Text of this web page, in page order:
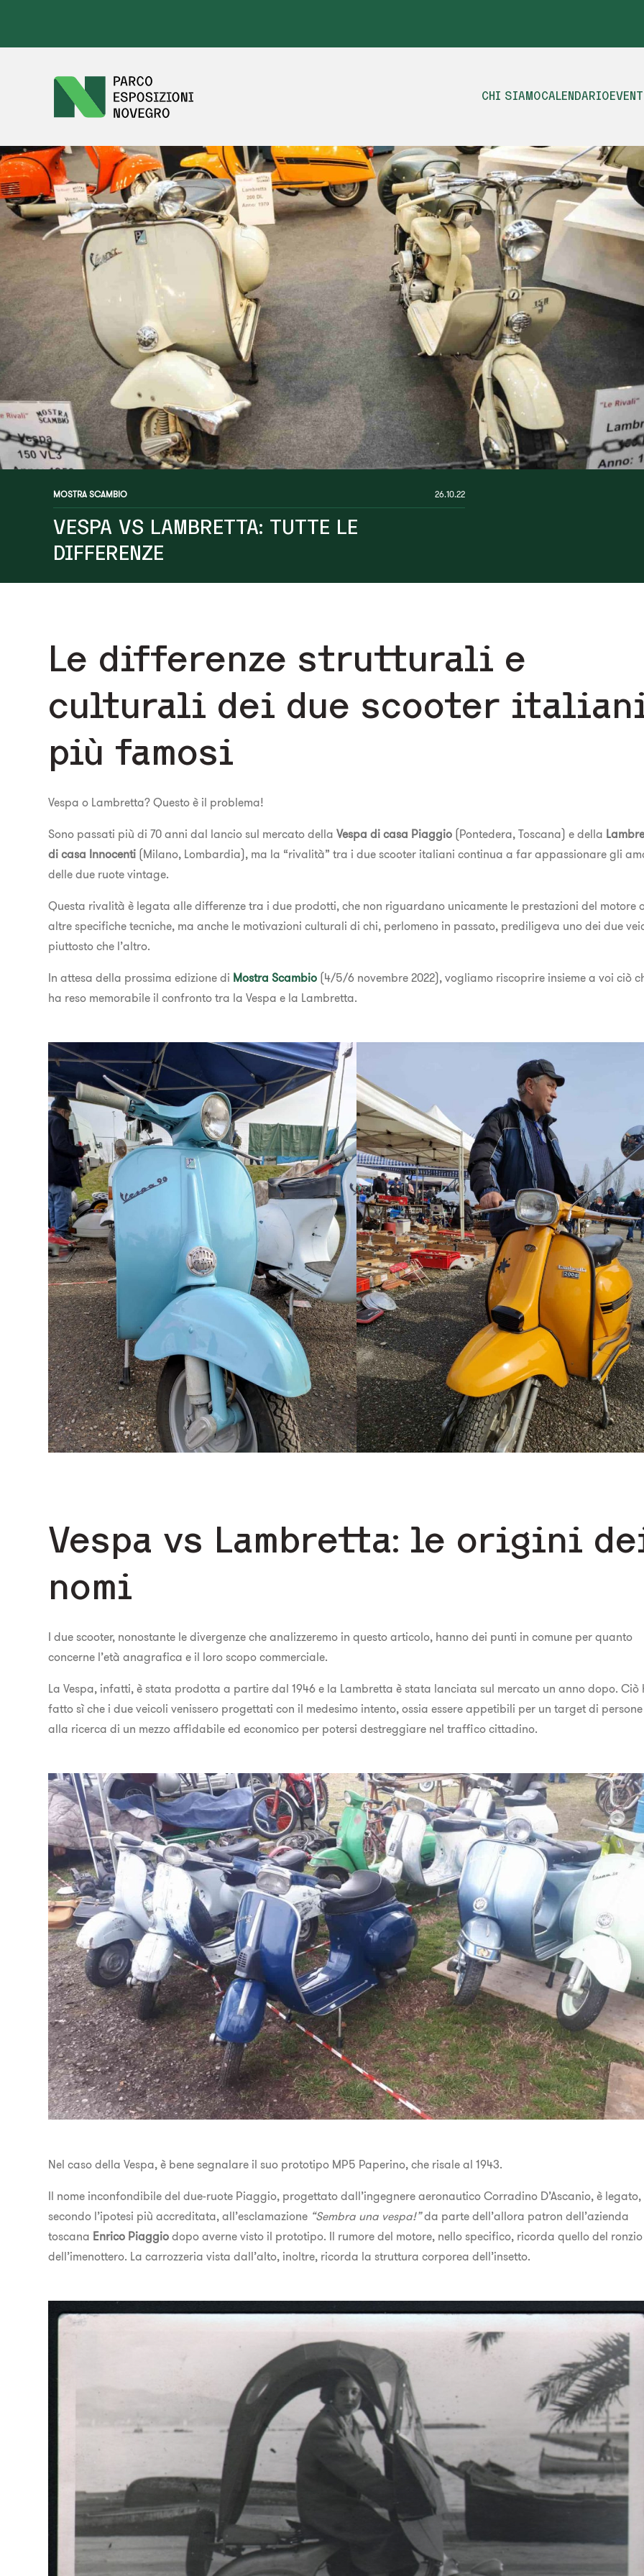
CHI SIAMOCALENDARIO
MOSTRA SCAMBIO 26.10.22
VESPA VS LAMBRETTA: TUTTE LE
DIFFERENZE
Le differenze strutturali e
culturali dei due scooter
più famosi
Vespa o Lambretta? Questo è il problema!
Sono passati più di 70 anni dal lancio sul mercato dellaVespa di casa Piaggio (Pontedera, Toscana) e della
di casa Innocenti (Milano, Lombardia), ma la “rivalità” tra i due scooter italiani continua a far appassionare gli
delle due ruote vintage.
Questa rivalità è legata alle differenze tra i due prodotti, che non riguardano unicamente le prestazioni del motore
altre specifiche tecniche, ma anche le motivazioni culturali di chi, perlomeno in passato, prediligeva uno dei due
piuttosto che l’altro.
In attesa della prossima edizione di Mostra Scambio (4/5/6 novembre 2022), vogliamo riscoprire insieme a voi ciò
ha reso memorabile il confronto tra la Vespa e la Lambretta.
Vespa vs Lambretta: le origini
nomi
I due scooter, nonostante le divergenze che analizzeremo in questo articolo, hanno dei punti in comune per quanto
concerne l’età anagrafica e il loro scopo commerciale.
La Vespa, infatti, è stata prodotta a partire dal 1946 e la Lambretta è stata lanciata sul mercato un anno dopo. Ciò
fatto sì che i due veicoli venissero progettati con il medesimo intento, ossia essere appetibili per un target di persone
alla ricerca di un mezzo affidabile ed economico per potersi destreggiare nel traffico cittadino.
Nel caso della Vespa, è bene segnalare il suo prototipo MP5 Paperino, che risale al 1943.
Il nome inconfondibile del due-ruote Piaggio, progettato dall’ingegnere aeronautico Corradino D’Ascanio, è legato,
secondo l’ipotesi più accreditata, all’esclamazione “Sembra una vespa!”da parte dell’allora patron dell’azienda
toscana Enrico Piaggio dopo averne visto il prototipo. Il rumore del motore, nello specifico, ricorda quello del ronzio
dell’imenottero. La carrozzeria vista dall’alto, inoltre, ricorda la struttura corporea dell’insetto.